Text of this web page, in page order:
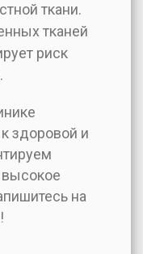
ткани.
тканей
риск
здоровой и
на